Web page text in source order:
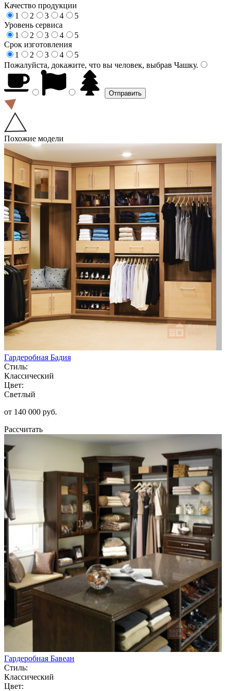
Качество продукции
1
2 3 4
5
Уровень сервиса
1
2 3 4
5
Срок изготовления
1
2 3 4
5
Пожалуйста, докажите, что вы человек, выбрав Чашку.
Похожие модели
Гардеробная Бадия
Стиль:
Классический
Цвет:
Светлый
от 140 000 руб.
Рассчитать
Гардеробная Бавеан
Стиль:
Классический
Цвет: